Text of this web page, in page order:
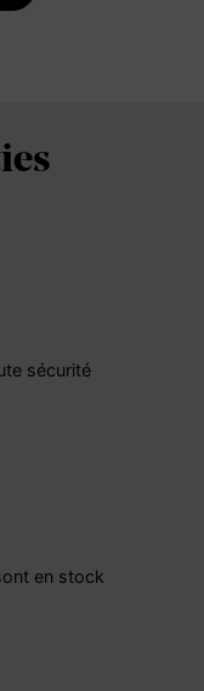
sécurité
en stock